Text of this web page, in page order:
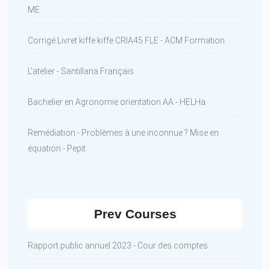
ME
Corrigé Livret kiffe kiffe CRIA45 FLE - ACM Formation
L'atelier - Santillana Français
Bachelier en Agronomie orientation AA - HELHa
Remédiation - Problèmes à une inconnue ? Mise en
équation - Pepit
Prev Courses
Rapport public annuel 2023 - Cour des comptes